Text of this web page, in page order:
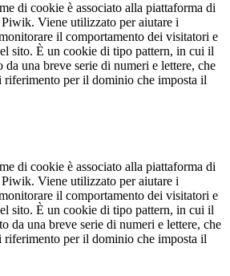
di cookie è associato alla piattaforma di
Viene utilizzato per aiutare i
il comportamento dei visitatori e
sito. È un cookie di tipo pattern, in cui il
una breve serie di numeri e lettere, che
riferimento per il dominio che imposta il
di cookie è associato alla piattaforma di
Viene utilizzato per aiutare i
il comportamento dei visitatori e
sito. È un cookie di tipo pattern, in cui il
da una breve serie di numeri e lettere, che
riferimento per il dominio che imposta il